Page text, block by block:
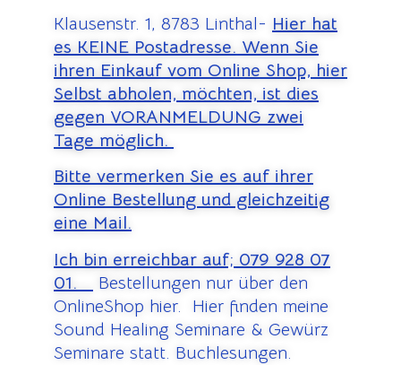
Klausenstr. 1, 8783 Linthal- Hier hat
es KEINE Postadresse. Wenn Sie
ihren Einkauf vom Online Shop, hier
Selbst abholen, möchten, ist dies
gegen VORANMELDUNG zwei
Tage möglich.
Bitte vermerken Sie es auf ihrer
Online Bestellung und gleichzeitig
eine Mail.
Ich bin erreichbar auf; 079 928 07
01.
Bestellungen nur über den
OnlineShop hier. Hier finden meine
Sound Healing Seminare & Gewürz
Seminare statt. Buchlesungen.